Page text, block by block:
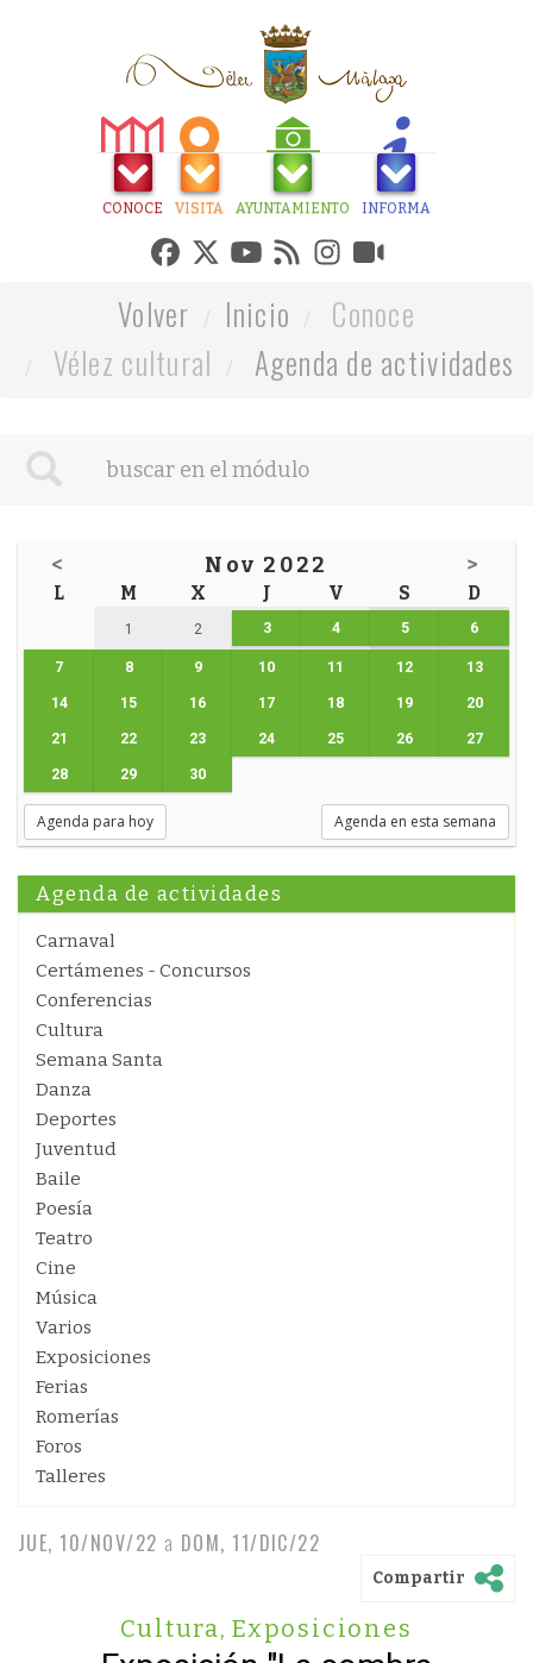
CONOCE VISITA AYUNTAMIENTO INFORMA
Volver Inicio
Conoce
Vélez cultural
Agenda de actividades
< Nov 2022 >
L M X J V S D
1 2 3 4 5 6
7 8 9 10 11 12 13
14 15 16 17 18 19 20
21 22 23 24 25 26 27
28 29 30
Agenda para hoy Agenda en esta semana
Agenda de actividades
Carnaval
Certámenes - Concursos
Conferencias
Cultura
Semana Santa
Danza
Deportes
Juventud
Baile
Poesía
Teatro
Cine
Música
Varios
Exposiciones
Ferias
Romerías
Foros
Talleres
JUE, 10/NOV/22 a DOM, 11/DIC/22
Compartir
Cultura, Exposiciones